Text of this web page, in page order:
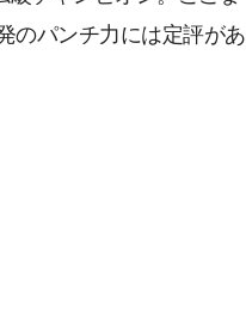
のパンチ力には定評があ